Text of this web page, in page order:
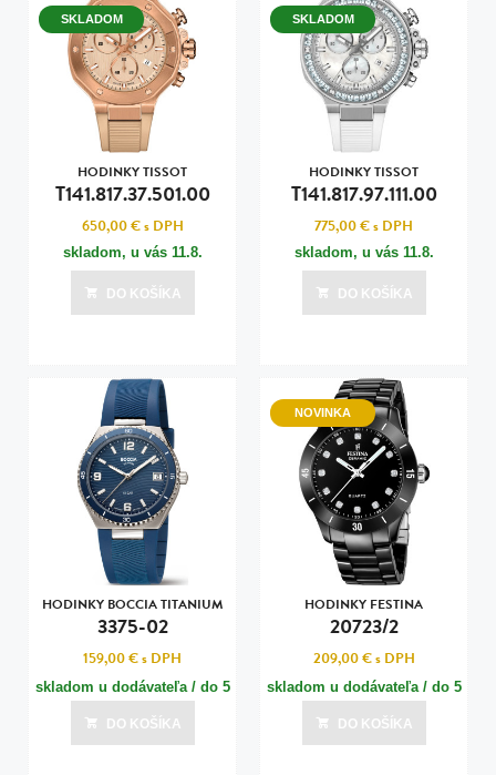
SKLADOM
HODINKY TISSOT
T141.817.37.501.00
650,00 €s DPH
skladom, u vás 11.8.
DO KOŠÍKA
SKLADOM
HODINKY TISSOT
T141.817.97.111.00
775,00 €s DPH
skladom, u vás 11.8.
DO KOŠÍKA
HODINKY BOCCIA TITANIUM
3375-02
159,00 €s DPH
skladom u dodávateľa / do 5
dní
Posledná aktualizácia dnes o 15:00
DO KOŠÍKA
NOVINKA
HODINKY FESTINA
20723/2
209,00 €s DPH
skladom u dodávateľa / do 5
dní
Posledná aktualizácia dnes o 15:00
DO KOŠÍKA